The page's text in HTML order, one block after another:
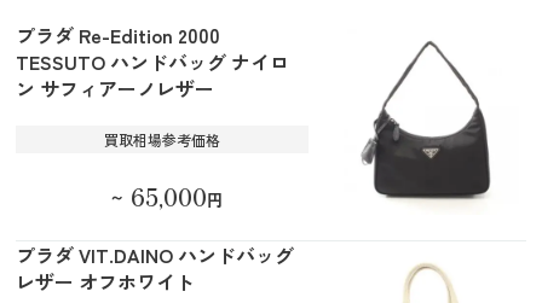
プラダ Re-Edition 2000
TESSUTO ハンドバッグ ナイロ
ン サフィアーノレザー
買取相場参考価格
～ 65,000円
プラダ VIT.DAINO ハンドバッグ
レザー オフホワイト